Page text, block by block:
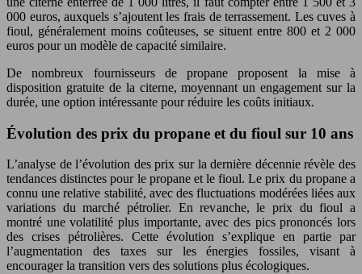
000 euros, auxquels s’ajoutent les frais de terrassement. Les cuves à
fioul, généralement moins coûteuses, se situent entre 800 et 2 000
euros pour un modèle de capacité similaire.
De nombreux fournisseurs de propane proposent la mise à
disposition gratuite de la citerne, moyennant un engagement sur la
durée, une option intéressante pour réduire les coûts initiaux.
Évolution des prix du propane et du fioul sur 10 ans
L’analyse de l’évolution des prix sur la dernière décennie révèle des
tendances distinctes pour le propane et le fioul. Le prix du propane a
connu une relative stabilité, avec des fluctuations modérées liées aux
variations du marché pétrolier. En revanche, le prix du fioul a
montré une volatilité plus importante, avec des pics prononcés lors
des crises pétrolières. Cette évolution s’explique en partie par
l’augmentation des taxes sur les énergies fossiles, visant à
encourager la transition vers des solutions plus écologiques.